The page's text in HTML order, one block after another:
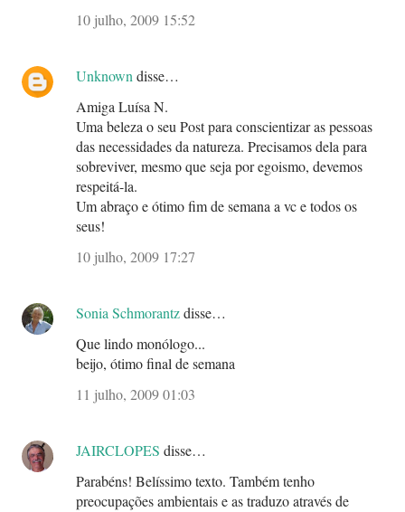
10 julho, 2009 15:52
Unknowndisse…
Amiga Luísa N.
Uma beleza o seu Post para conscientizar as pessoas
das necessidades da natureza. Precisamos dela para
sobreviver, mesmo que seja por egoismo, devemos
respeitá-la.
Um abraço e ótimo fim de semana a vc e todos os
seus!
10 julho, 2009 17:27
Sonia Schmorantzdisse…
Que lindo monólogo...
beijo, ótimo final de semana
11 julho, 2009 01:03
JAIRCLOPES disse…
Parabéns! Belíssimo texto. Também tenho
preocupações ambientais e as traduzo através de